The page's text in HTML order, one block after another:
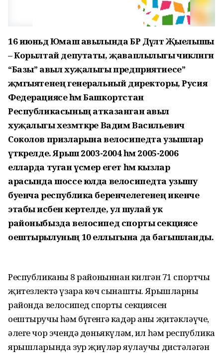
16 июньдә Юмаш авылында БР Дәүләт Җыелышы
– Корылтай депутаты, җаваплылыгы чикләнгән
“Базы” авыл хуҗалыгы предприятиесе”
җәмгыятенең генеральный директоры, Русия
Федерациясе һәм Башкортстан
Республикасының атказанган авыл
хуҗалыгы хезмәткәре Вадим Васильевич
Соколов призларына велосипедта узышлар
үткәрелде. Ярыш 2003-2004 һәм 2005-2006
елларда туган үсмер егет һәм кызлар
арасында шоссе юлда велосипедта узышу
буенча республика беренчелегенең икенче
этабы исәбенә кертелде, ул шулай ук
районыбызда велосипед спорты секциясе
оештырылуның 10 еллыгына да багышланды.
Республиканың 8 районыннан килгән 71 спортчы
җитезлектә үзара көч сынашты. Ярышларны
районда велосипед спорты секциясен
оештыручы һәм бүгенгә кадәр аны җитәкләүче,
әлеге чор эчендә дөньякүләм, ил һәм республика
ярышларында зур җиңүләр яулаучы дистәләгән